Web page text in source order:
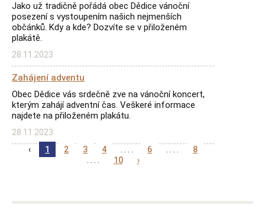
Jako už tradičně pořádá obec Dědice vánoční
posezení s vystoupením našich nejmenších
občánků. Kdy a kde? Dozvíte se v přiloženém
plakátě.
28.11.2023
Zahájení adventu
Obec Dědice vás srdečně zve na vánoční koncert,
kterým zahájí adventní čas. Veškeré informace
najdete na přiloženém plakátu.
28.11.2023
‹
1 2 3 4 . . . . 6 . . . .
8
. . . .
10 ›